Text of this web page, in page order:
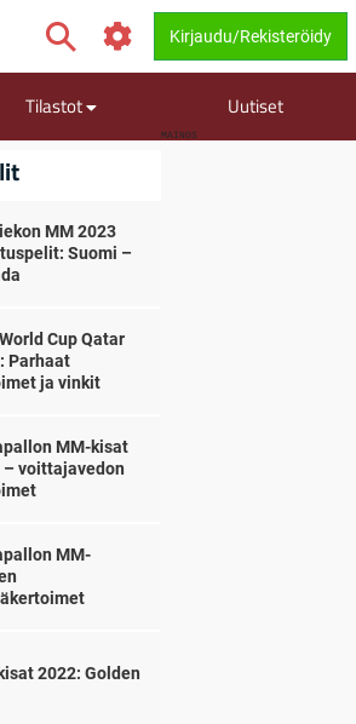
Kirjaudu/Rekisteröidy
Tilastot Uutiset
MAINOS
MM 2023
Suomi –
Cup Qatar
Parhaat
ja vinkit
MM-kisat
– voittajavedon
MM-
2022: Golden